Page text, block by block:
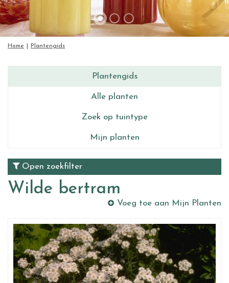
n
t
Home Plantengids
Plantengids
Alle planten
Zoek op tuintype
Mijn planten
Open zoekfilter
Wilde bertram
Voeg toe aan Mijn Planten